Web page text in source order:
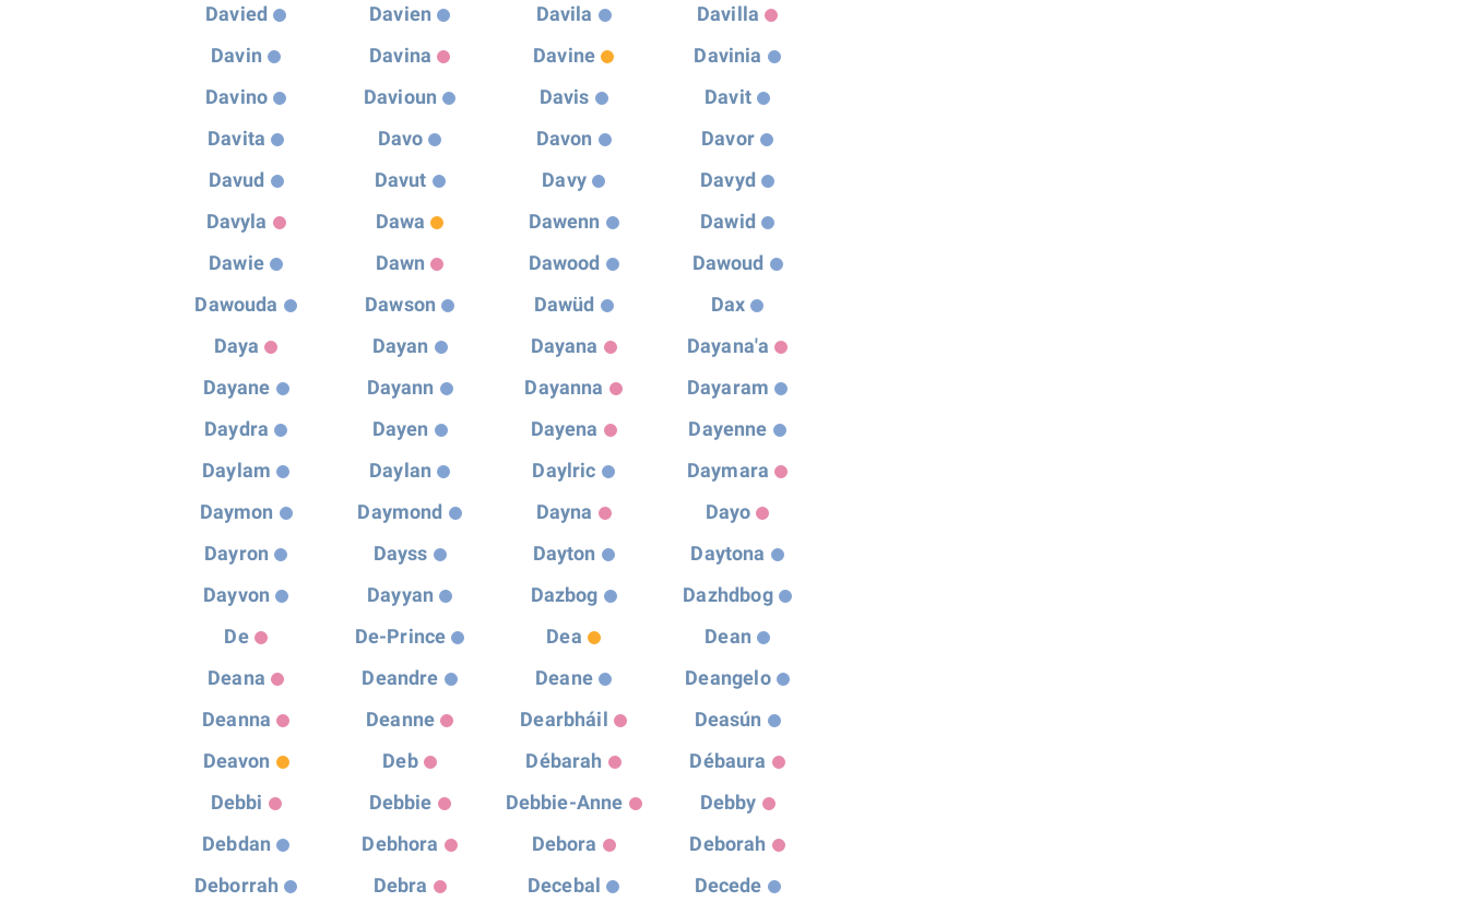
Davied
Davien Davila
Davilla
Davin
Davina Davine
Davinia
Davino
Davioun Davis
Davit
Davita
Davo Davon
Davor
Davud
Davut Davy
Davyd
Davyla
Dawa Dawenn
Dawid
Dawie
Dawn Dawood
Dawoud
Dawouda
Dawson Dawüd
Dax
Daya
Dayan Dayana
Dayana'a
Dayane
Dayann Dayanna
Dayaram
Daydra
Dayen Dayena
Dayenne
Daylam
Daylan Daylric
Daymara
Daymon
Daymond Dayna
Dayo
Dayron
Dayss Dayton
Daytona
Dayvon
Dayyan Dazbog
Dazhdbog
De
De-Prince Dea
Dean
Deana
Deandre Deane
Deangelo
Deanna
Deanne Dearbháil
Deasún
Deavon
Deb Débarah
Débaura
Debbi
Debbie Debbie-Anne
Debby
Debdan
Debhora Debora
Deborah
Deborrah
Debra Decebal
Decede
EXPLORER LA NUMÉROLOGIE
70.000 PRÉNOMS
(À PROPOS)